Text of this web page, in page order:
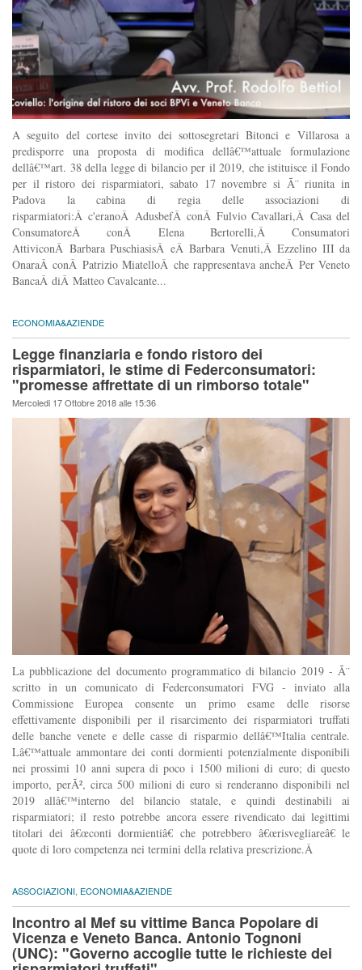
A seguito del cortese invito dei sottosegretari Bitonci e Villarosa a
predisporre una proposta di modifica dellâ€™attuale formulazione
dellâ€™art. 38 della legge di bilancio per il 2019, che istituisce il Fondo
per il ristoro dei risparmiatori, sabato 17 novembre si Ã¨ riunita in
Padova la cabina di regia delle associazioni di
risparmiatori:Â c'eranoÂ AdusbefÂ conÂ Fulvio Cavallari,Â Casa del
ConsumatoreÂ conÂ Elena Bertorelli,Â Consumatori
AttiviconÂ Barbara PuschiasisÂ eÂ Barbara Venuti,Â Ezzelino III da
OnaraÂ conÂ Patrizio MiatelloÂ che rappresentava ancheÂ Per Veneto
BancaÂ diÂ Matteo Cavalcante...
ECONOMIA&AZIENDE
Legge finanziaria e fondo ristoro dei
risparmiatori, le stime di Federconsumatori:
"promesse affrettate di un rimborso totale"
Mercoledi 17 Ottobre 2018 alle 15:36
La pubblicazione del documento programmatico di bilancio 2019 - Ã¨
scritto in un comunicato di Federconsumatori FVG - inviato alla
Commissione Europea consente un primo esame delle risorse
effettivamente disponibili per il risarcimento dei risparmiatori truffati
delle banche venete e delle casse di risparmio dellâ€™Italia centrale.
Lâ€™attuale ammontare dei conti dormienti potenzialmente disponibili
nei prossimi 10 anni supera di poco i 1500 milioni di euro; di questo
importo, perÃ², circa 500 milioni di euro si renderanno disponibili nel
2019 allâ€™interno del bilancio statale, e quindi destinabili ai
risparmiatori; il resto potrebbe ancora essere rivendicato dai legittimi
titolari dei â€œconti dormientiâ€ che potrebbero â€œrisvegliareâ€ le
quote di loro competenza nei termini della relativa prescrizione.Â
ASSOCIAZIONI, ECONOMIA&AZIENDE
Incontro al Mef su vittime Banca Popolare di
Vicenza e Veneto Banca. Antonio Tognoni
(UNC): "Governo accoglie tutte le richieste dei